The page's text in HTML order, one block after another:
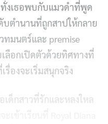
งเธอพบกับแมวดำที่พูด
บตำนานที่ถูกสาปให้กลาย
ทมนตร์และ premise
ลือกเปิดตัวด้วยทิศทางที่
องจะเริ่มสนุกจริง
เด็กสาวที่รักและหลงใหล